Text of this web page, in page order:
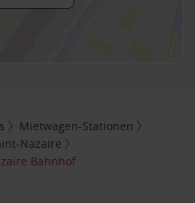
Mietwagen-Stationen
Nazaire
Bahnhof